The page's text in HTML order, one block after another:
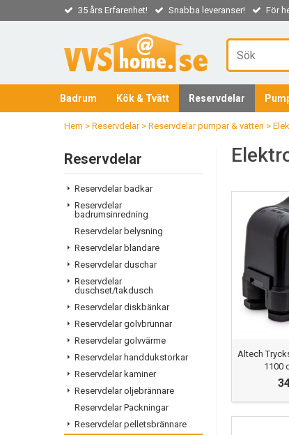
35 års Erfarenhet! Snabba leveranser! För
Badrum Kök & Tvätt Reservdelar
Hem > Reservdelar> Reservdelar pumpar & vatten >
Reservdelar
Reservdelar badkar
Reservdelar
badrumsinredning
Reservdelar belysning
Reservdelar blandare
Reservdelar duschar
Reservdelar
duschset/takdusch
Reservdelar diskbänkar
Reservdelar golvbrunnar
Reservdelar golvvärme
Reservdelar handdukstorkar
Reservdelar kaminer
Reservdelar oljebrännare
Reservdelar Packningar
Reservdelar pelletsbrännare
Altech
1100